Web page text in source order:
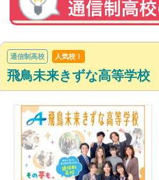
通信制高校 人気校！
飛鳥未来きずな高等学校